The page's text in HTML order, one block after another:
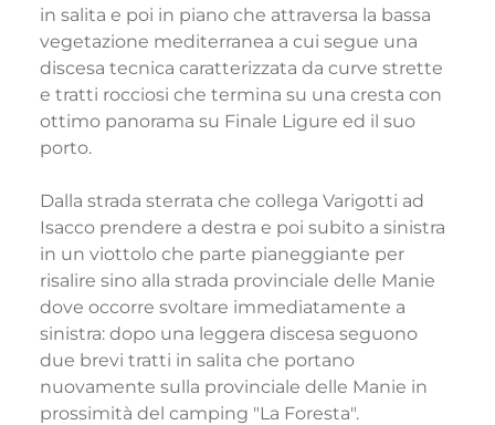
in salita e poi in piano che attraversa la bassa
vegetazione mediterranea a cui segue una
discesa tecnica caratterizzata da curve strette
e tratti rocciosi che termina su una cresta con
ottimo panorama su Finale Ligure ed il suo
porto.
Dalla strada sterrata che collega Varigotti ad
Isacco prendere a destra e poi subito a sinistra
in un viottolo che parte pianeggiante per
risalire sino alla strada provinciale delle Manie
dove occorre svoltare immediatamente a
sinistra: dopo una leggera discesa seguono
due brevi tratti in salita che portano
nuovamente sulla provinciale delle Manie in
prossimità del camping "La Foresta".